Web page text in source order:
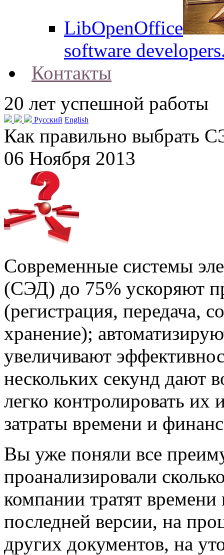
LibOpenOffice
software
Контакты
20 лет успешной работы
Русский English
Как правильно выбрать
06 Ноября 2013
Современные системы
(СЭД) до 75% ускоряют
(регистрация, передача,
хранение);
увеличивают
нескольких секунд дают
легко контролировать
затраты времени и
Вы уже поняли все
проанализировали
компании тратят
последней версии, на
других документов, на